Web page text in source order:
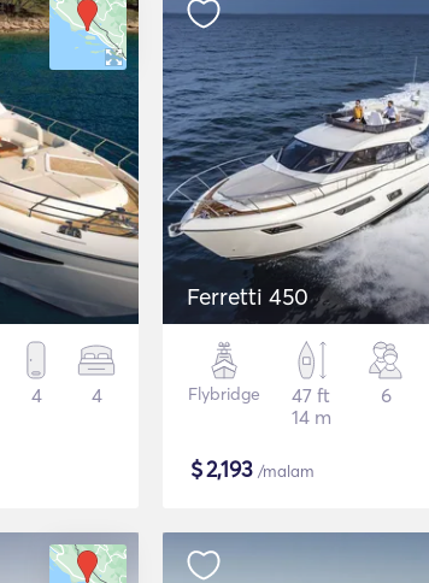
4 4
Ferretti 450
Flybridge
47 ft
14 m
6
$2,193 /malam